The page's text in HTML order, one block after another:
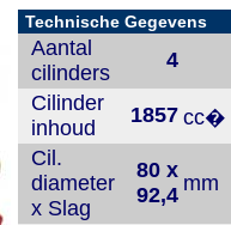
Technische Gegevens
Aantal
cilinders
4
Cilinder
inhoud
1857 cc�
Cil.
diameter
x Slag
80 x
92,4 mm